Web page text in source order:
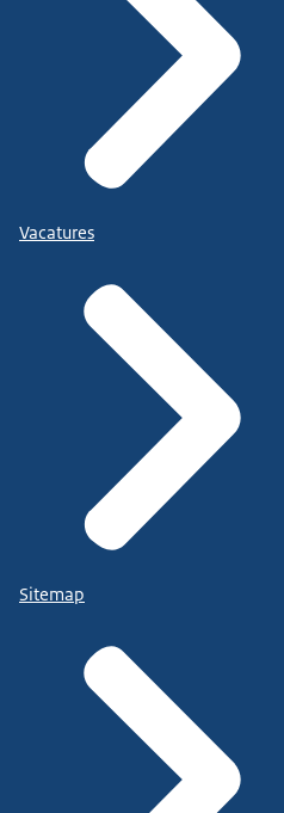
Vacatures
Sitemap